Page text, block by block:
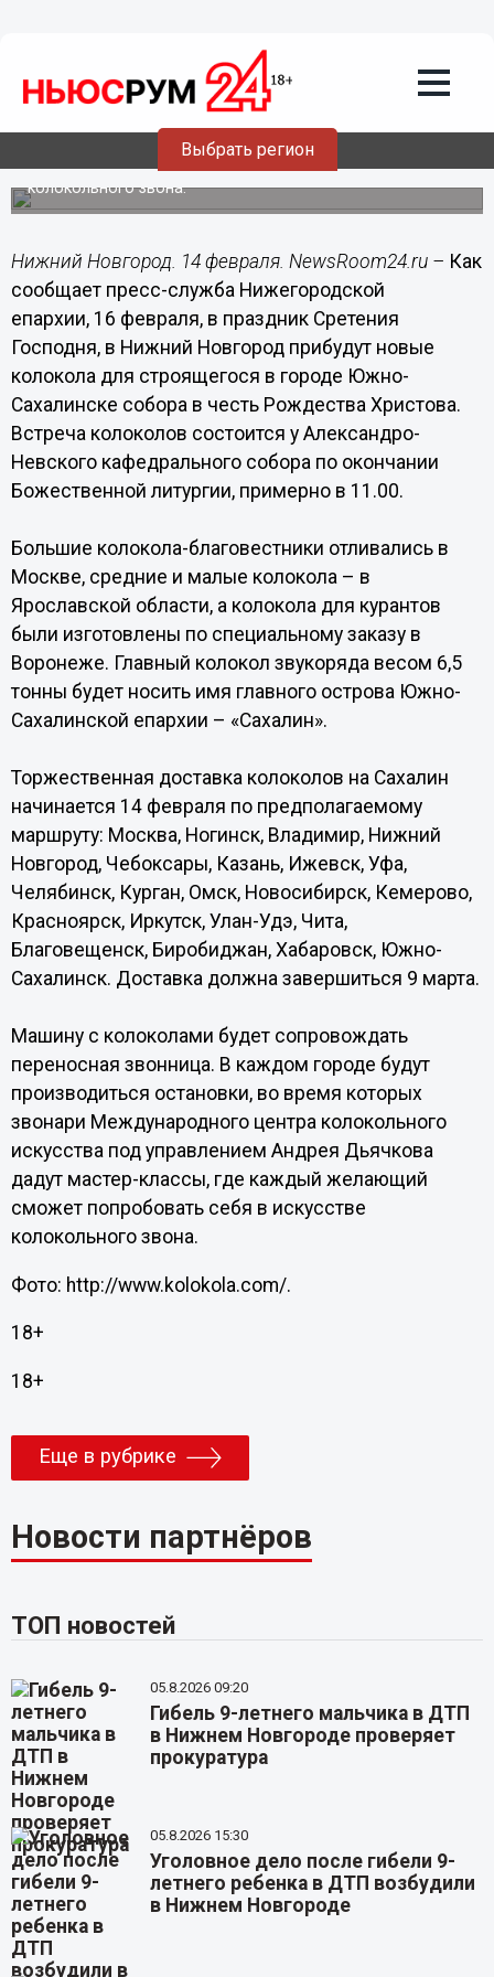
Выбрать регион
Новые колокола для собора в Южно-
Сахалинске проследуют через Нижний
Новгород
Желающий смогут попробовать себя в искусстве
колокольного звона.
Нижний Новгород. 14 февраля. NewsRoom24.ru – Как
сообщает пресс-служба Нижегородской
епархии, 16 февраля, в праздник Сретения
Господня, в Нижний Новгород прибудут новые
колокола для строящегося в городе Южно-
Сахалинске собора в честь Рождества Христова.
Встреча колоколов состоится у Александро-
Невского кафедрального собора по окончании
Божественной литургии, примерно в 11.00.
Большие колокола-благовестники отливались в
Москве, средние и малые колокола – в
Ярославской области, а колокола для курантов
были изготовлены по специальному заказу в
Воронеже. Главный колокол звукоряда весом 6,5
тонны будет носить имя главного острова Южно-
Сахалинской епархии – «Сахалин».
Торжественная доставка колоколов на Сахалин
начинается 14 февраля по предполагаемому
маршруту: Москва, Ногинск, Владимир, Нижний
Новгород, Чебоксары, Казань, Ижевск, Уфа,
Челябинск, Курган, Омск, Новосибирск, Кемерово,
Красноярск, Иркутск, Улан-Удэ, Чита,
Благовещенск, Биробиджан, Хабаровск, Южно-
Сахалинск. Доставка должна завершиться 9 марта.
Машину с колоколами будет сопровождать
переносная звонница. В каждом городе будут
производиться остановки, во время которых
звонари Международного центра колокольного
искусства под управлением Андрея Дьячкова
дадут мастер-классы, где каждый желающий
сможет попробовать себя в искусстве
колокольного звона.
Фото: http://www.kolokola.com/.
18+
18+
Еще в рубрике
Новости партнёров
ТОП новостей
05.8.2026 09:20
Гибель 9-летнего мальчика в ДТП
в Нижнем Новгороде проверяет
прокуратура
05.8.2026 15:30
Уголовное дело после гибели 9-
летнего ребенка в ДТП возбудили
в Нижнем Новгороде